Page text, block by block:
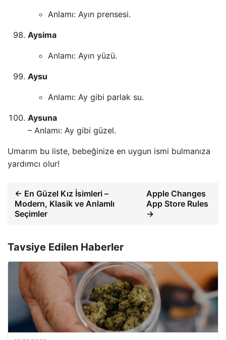
Anlamı: Ayın prensesi.
Aysima
Anlamı: Ayın yüzü.
Aysu
Anlamı: Ay gibi parlak su.
Aysuna
– Anlamı: Ay gibi güzel.
Umarım bu liste, bebeğinize en uygun ismi bulmanıza
yardımcı olur!
← En Güzel Kız İsimleri –
Modern, Klasik ve Anlamlı
Seçimler
Apple Changes
App Store Rules
→
Tavsiye Edilen Haberler